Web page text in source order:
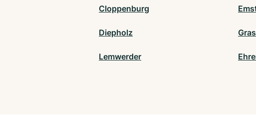
Cloppenburg
Diepholz
Lemwerder